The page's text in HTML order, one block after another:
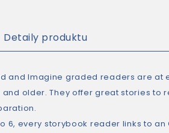
Detaily produktu
and Imagine graded readers are at
older. They offer great stories to
6, every storybook reader links to